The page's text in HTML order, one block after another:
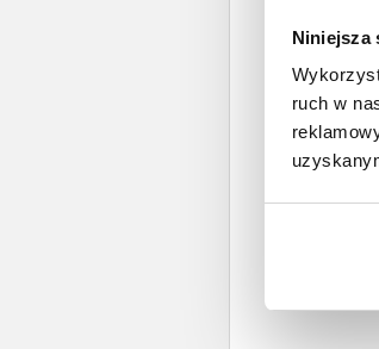
Niniejsza
ruch w